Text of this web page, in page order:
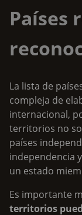
Países
La lista de
compleja de
internacional,
territorios no
países
independencia
un estado
Es importante
territorios